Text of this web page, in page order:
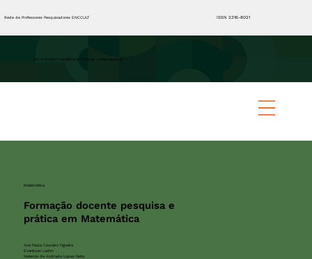
Rede de Professores Pesquisadores ENCCULT ISSN 2316-8021
XVI Encontro Científico e Cultural - Internacional
Matemática
Formação docente pesquisa e
prática em Matemática
Ana Paula Couceiro Figueira
Evanilson Ladim
Natercia de Andrade Lopes Neta